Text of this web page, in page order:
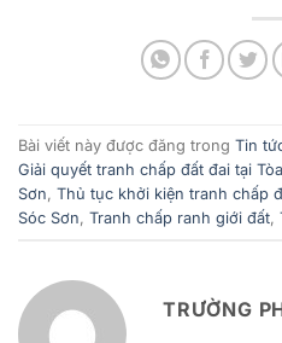
Bài viết này được đăng trong Tin
Giải quyết tranh chấp đất đai tại
Sơn, Thủ tục khởi kiện tranh chấp
Sóc Sơn, Tranh chấp ranh giới đất,
TRƯỜNG